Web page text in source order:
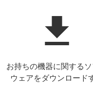
お持ちの機器に関するソ
ウェアをダウンロード